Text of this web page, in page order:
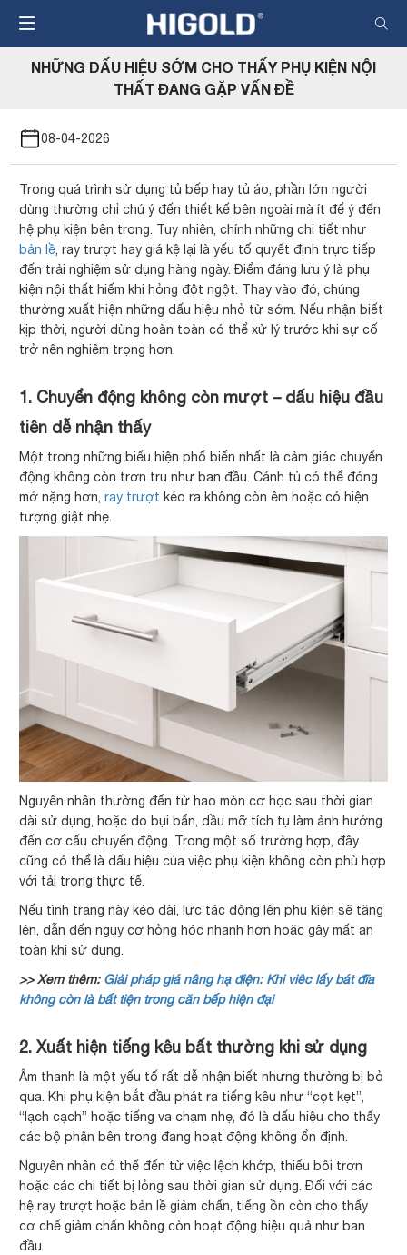
đến
nội
NHỮNG DẤU HIỆU SỚM CHO THẤY PHỤ KIỆN NỘI
THẤT ĐANG GẶP VẤN ĐỀ
08-04-2026
Trong quá trình sử dụng tủ bếp hay tủ áo, phần lớn người
dùng thường chỉ chú ý đến thiết kế bên ngoài mà ít để ý đến
hệ phụ kiện bên trong. Tuy nhiên, chính những chi tiết như
bản lề, ray trượt hay giá kệ lại là yếu tố quyết định trực tiếp
đến trải nghiệm sử dụng hàng ngày. Điểm đáng lưu ý là phụ
kiện nội thất hiếm khi hỏng đột ngột. Thay vào đó, chúng
thường xuất hiện những dấu hiệu nhỏ từ sớm. Nếu nhận biết
kịp thời, người dùng hoàn toàn có thể xử lý trước khi sự cố
trở nên nghiêm trọng hơn.
1. Chuyển động không còn mượt – dấu hiệu đầu
tiên dễ nhận thấy
Một trong những biểu hiện phổ biến nhất là cảm giác chuyển
động không còn trơn tru như ban đầu. Cánh tủ có thể đóng
mở nặng hơn,ray trượt kéo ra không còn êm hoặc có hiện
tượng giật nhẹ.
Nguyên nhân thường đến từ hao mòn cơ học sau thời gian
dài sử dụng, hoặc do bụi bẩn, dầu mỡ tích tụ làm ảnh hưởng
đến cơ cấu chuyển động. Trong một số trường hợp, đây
cũng có thể là dấu hiệu của việc phụ kiện không còn phù hợp
với tải trọng thực tế.
Nếu tình trạng này kéo dài, lực tác động lên phụ kiện sẽ tăng
lên, dẫn đến nguy cơ hỏng hóc nhanh hơn hoặc gây mất an
toàn khi sử dụng.
>> Xem thêm: Giải pháp giá nâng hạ điện: Khi viêc lấy bát đĩa
không còn là bất tiện trong căn bếp hiện đại
2. Xuất hiện tiếng kêu bất thường khi sử dụng
Âm thanh là một yếu tố rất dễ nhận biết nhưng thường bị bỏ
qua. Khi phụ kiện bắt đầu phát ra tiếng kêu như “cọt kẹt”,
“lạch cạch” hoặc tiếng va chạm nhẹ, đó là dấu hiệu cho thấy
các bộ phận bên trong đang hoạt động không ổn định.
Nguyên nhân có thể đến từ việc lệch khớp, thiếu bôi trơn
hoặc các chi tiết bị lỏng sau thời gian sử dụng. Đối với các
hệ ray trượt hoặc bản lề giảm chấn, tiếng ồn còn cho thấy
cơ chế giảm chấn không còn hoạt động hiệu quả như ban
đầu.